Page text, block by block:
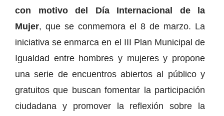
con motivo del Día Internacional de la
Mujer, que se conmemora el 8 de marzo. La
iniciativa se enmarca en el III Plan Municipal de
Igualdad entre hombres y mujeres y propone
una serie de encuentros abiertos al público y
gratuitos que buscan fomentar la participación
ciudadana y promover la reflexión sobre la